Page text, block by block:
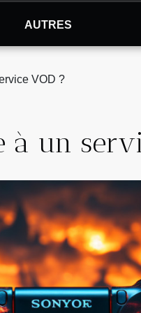
AUTRES
VOD ?
un